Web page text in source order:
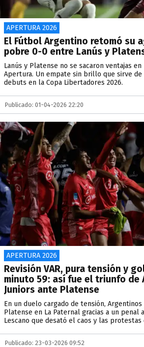
APERTURA 2026
El Fútbol Argentino retomó su
pobre 0-0 entre Lanús y
Lanús y Platense no se sacaron ventajas
Apertura. Un empate sin brillo que sirve de
debuts en la Copa Libertadores 2026.
Publicado: 01-04-2026 22:20
APERTURA 2026
Revisión VAR, pura tensión y
minuto 59: así fue el triunfo de
Juniors ante Platense
En un duelo cargado de tensión, Argentinos
Platense en La Paternal gracias a un penal
Lescano que desató el caos y las protestas
Publicado: 23-03-2026 09:52